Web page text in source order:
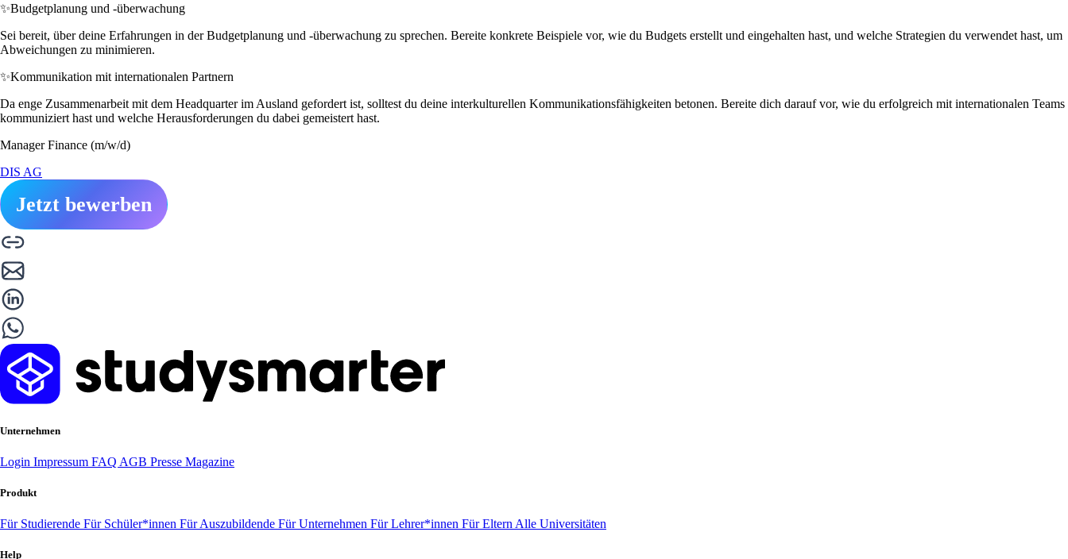
✨Budgetplanung und -überwachung
Sei bereit, über deine Erfahrungen in der Budgetplanung und -überwachung zu sprechen. Bereite konkrete Beispiele vor, wie du Budgets erstellt und eingehalten hast, und welche Strategien du verwendet hast, um
Abweichungen zu minimieren.
✨Kommunikation mit internationalen Partnern
Da enge Zusammenarbeit mit dem Headquarter im Ausland gefordert ist, solltest du deine interkulturellen Kommunikationsfähigkeiten betonen. Bereite dich darauf vor, wie du erfolgreich mit internationalen Teams
kommuniziert hast und welche Herausforderungen du dabei gemeistert hast.
Manager Finance (m/w/d)
DIS AG
Jetzt bewerben
Unternehmen
Login Impressum FAQ AGB Presse Magazine
Produkt
Für Studierende Für Schüler*innen Für Auszubildende Für Unternehmen Für Lehrer*innen Für Eltern Alle Universitäten
Help